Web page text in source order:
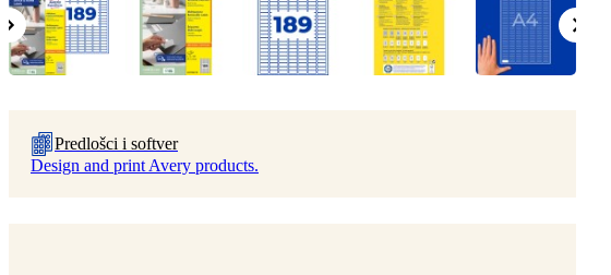
Predlošci i softver
Design and print Avery products.